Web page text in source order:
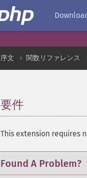
序文 関数リファレンス
要件
This extension requires
Found A Problem?